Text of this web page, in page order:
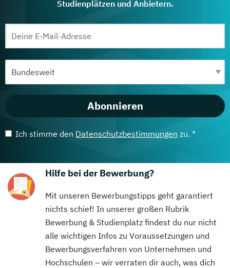
Studienplätzen und Anbietern.
Abonnieren
Ich stimme den Datenschutzbestimmungen zu. *
Hilfe bei der Bewerbung?
Mit unseren Bewerbungstipps geht garantiert
nichts schief! In unserer großen Rubrik
Bewerbung & Studienplatz findest du nur nicht
alle wichtigen Infos zu Voraussetzungen und
Bewerbungsverfahren von Unternehmen und
Hochschulen – wir verraten dir auch, was dich